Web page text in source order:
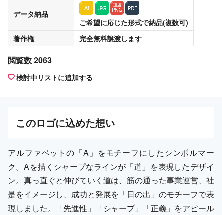
データ納品
ご希望に応じた形式で納品(複数可)
著作権
完全無料譲渡します
閲覧数 2063
検討中リストに追加する
このロゴに込めた想い
アルファベットの「A」をモチーフにしたシンボルマー
ク。Aを描くシャープなラインが「道」を表現したデザイ
ン。真っ直ぐと伸びていく道は、筋の通った事業運営、社
是をイメージし、成功と発展を「日の出」のモチーフで表
現しました。「先進性」「シャープ」「正義」をアピール